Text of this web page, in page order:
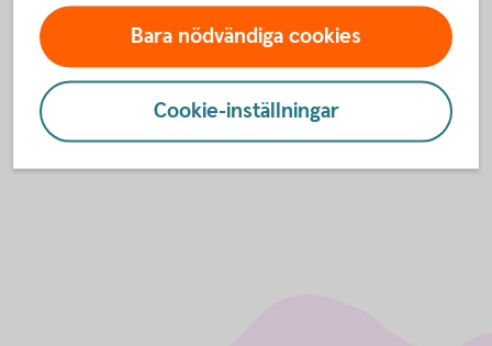
värdetransporter, växel och deponering av sedlar och
Kontanthantering
Bara nödvändiga cookies
Cookie-inställningar